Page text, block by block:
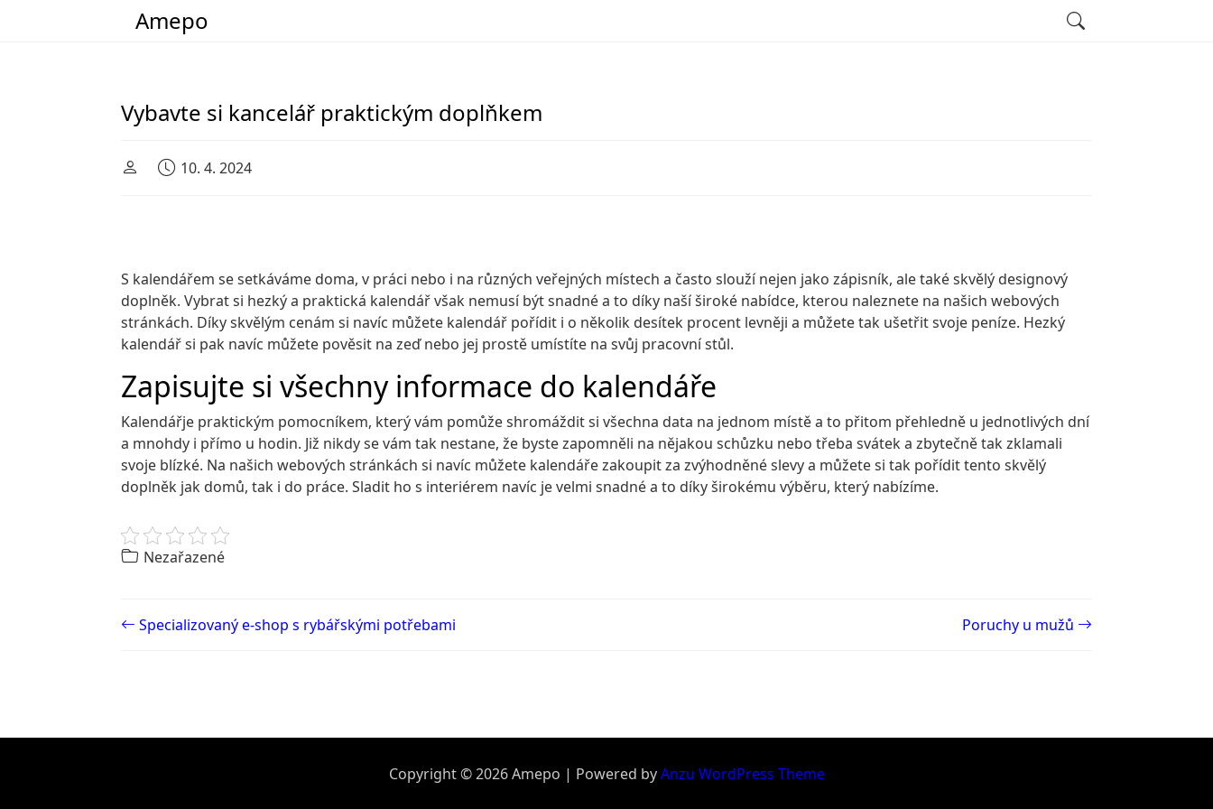
Main Navigation
Amepo
Vybavte si kancelář praktickým doplňkem
10. 4. 2024
S kalendářem se setkáváme doma, v práci nebo i na různých veřejných místech a často slouží nejen jako zápisník, ale také skvělý designový
doplněk. Vybrat si hezký a praktická kalendář však nemusí být snadné a to díky naší široké nabídce, kterou naleznete na našich webových
stránkách. Díky skvělým cenám si navíc můžete kalendář pořídit i o několik desítek procent levněji a můžete tak ušetřit svoje peníze. Hezký
kalendář si pak navíc můžete pověsit na zeď nebo jej prostě umístíte na svůj pracovní stůl.
Zapisujte si všechny informace do kalendáře
Kalendářje praktickým pomocníkem, který vám pomůže shromáždit si všechna data na jednom místě a to přitom přehledně u jednotlivých dní
a mnohdy i přímo u hodin. Již nikdy se vám tak nestane, že byste zapomněli na nějakou schůzku nebo třeba svátek a zbytečně tak zklamali
svoje blízké. Na našich webových stránkách si navíc můžete kalendáře zakoupit za zvýhodněné slevy a můžete si tak pořídit tento skvělý
doplněk jak domů, tak i do práce. Sladit ho s interiérem navíc je velmi snadné a to díky širokému výběru, který nabízíme.
Nezařazené
Post navigation
Specializovaný e-shop s rybářskými potřebami Poruchy u mužů
Copyright © 2026 Amepo | Powered byAnzu WordPress Theme